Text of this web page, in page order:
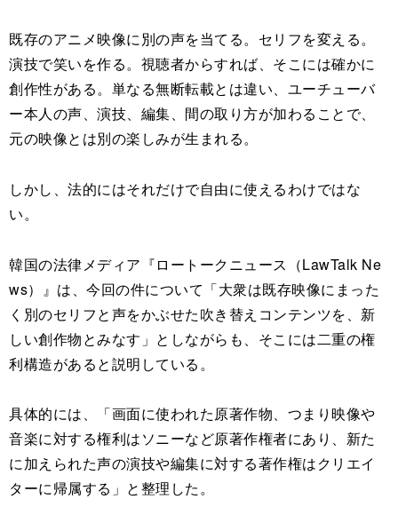
既存のアニメ映像に別の声を当てる。セリフを変える。
演技で笑いを作る。視聴者からすれば、そこには確かに
創作性がある。単なる無断転載とは違い、ユーチューバ
ー本人の声、演技、編集、間の取り方が加わることで、
元の映像とは別の楽しみが生まれる。
しかし、法的にはそれだけで自由に使えるわけではな
い。
韓国の法律メディア『ロートークニュース（LawTalk Ne
ws）』は、今回の件について「大衆は既存映像にまった
く別のセリフと声をかぶせた吹き替えコンテンツを、新
しい創作物とみなす」としながらも、そこには二重の権
利構造があると説明している。
具体的には、「画面に使われた原著作物、つまり映像や
音楽に対する権利はソニーなど原著作権者にあり、新た
に加えられた声の演技や編集に対する著作権はクリエイ
ターに帰属する」と整理した。